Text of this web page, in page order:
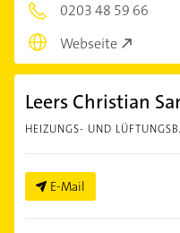
0203 48 59 66
Webseite
Leers Christian
HEIZUNGS- UND
E-Mail